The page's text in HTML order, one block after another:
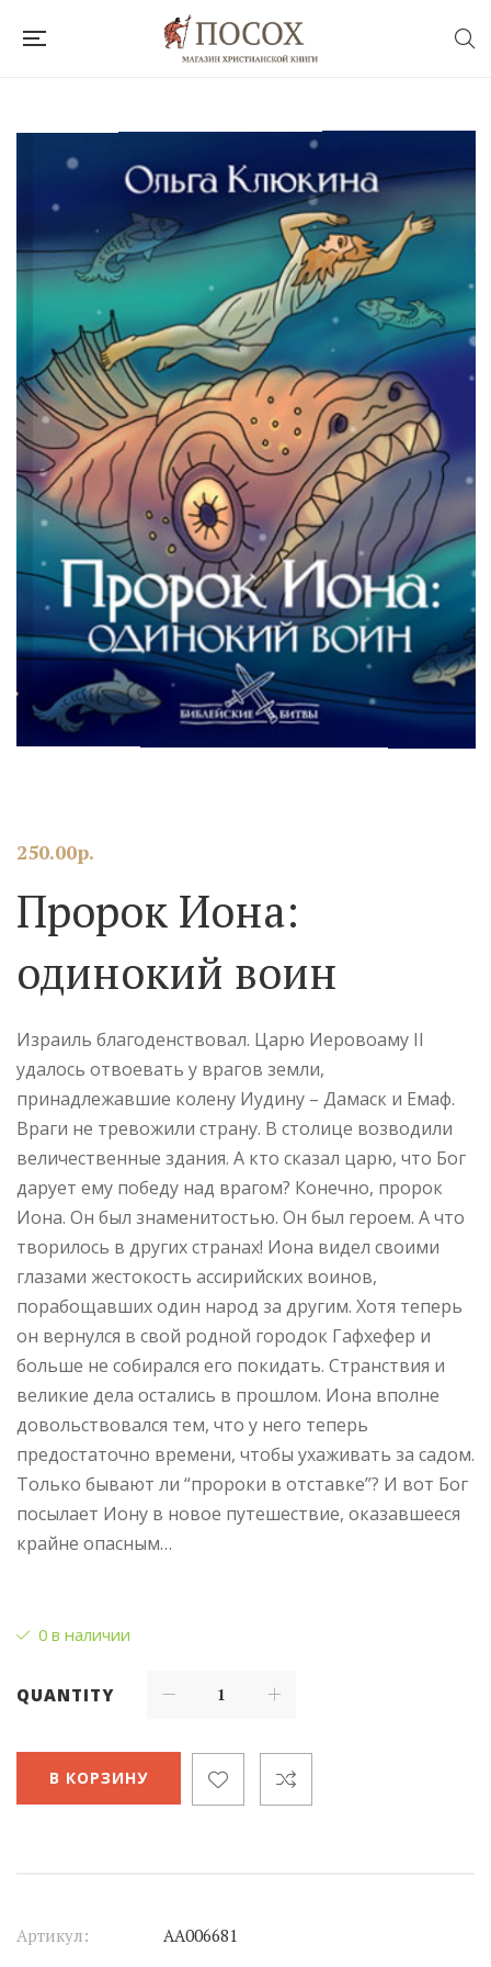
250.00р.
Пророк Иона:
одинокий воин
Израиль благоденствовал. Царю Иеровоаму II
удалось отвоевать у врагов земли,
принадлежавшие колену Иудину – Дамаск и Емаф.
Враги не тревожили страну. В столице возводили
величественные здания. А кто сказал царю, что Бог
дарует ему победу над врагом? Конечно, пророк
Иона. Он был знаменитостью. Он был героем. А что
творилось в других странах! Иона видел своими
глазами жестокость ассирийских воинов,
порабощавших один народ за другим. Хотя теперь
он вернулся в свой родной городок Гафхефер и
больше не собирался его покидать. Странствия и
великие дела остались в прошлом. Иона вполне
довольствовался тем, что у него теперь
предостаточно времени, чтобы ухаживать за садом.
Только бывают ли “пророки в отставке”? И вот Бог
посылает Иону в новое путешествие, оказавшееся
крайне опасным…
0 в наличии
QUANTITY
В КОРЗИНУ
Артикул: АА006681